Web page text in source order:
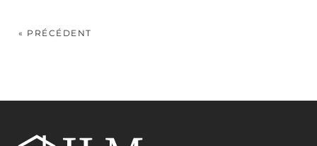
« PRÉCÉDENT